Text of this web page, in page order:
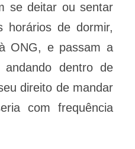
se deitar ou sentar
horários de dormir,
ONG, e passam a
dentro de
direito de mandar
com frequência